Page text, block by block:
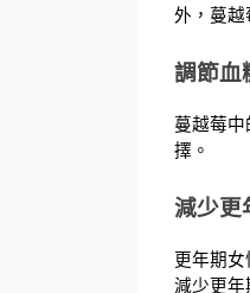
外，蔓越
調節血
蔓越莓
擇。
減少更
更年期
減少更年